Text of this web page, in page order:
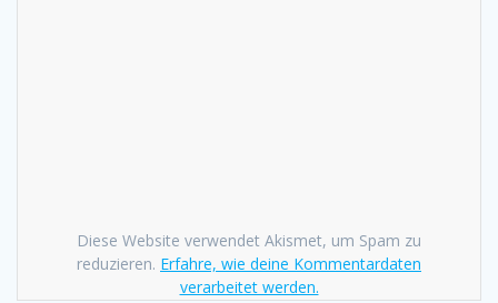
Diese Website verwendet Akismet, um Spam zu
reduzieren. Erfahre, wie deine Kommentardaten
verarbeitet werden.